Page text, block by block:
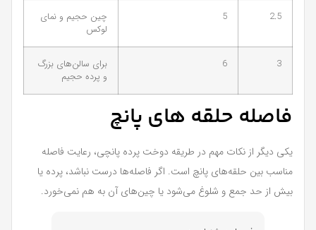
2.5
5
چین حجیم و نمای
لوکس
3
6
برای سالن‌های بزرگ
و پرده حجیم
فاصله حلقه های پانچ
یکی دیگر از نکات مهم در طریقه دوخت پرده پانچی، رعایت فاصله
مناسب بین حلقه‌های پانچ است. اگر فاصله‌ها درست نباشد، پرده یا
بیش از حد جمع و شلوغ می‌شود یا چین‌های آن به هم نمی‌خورد.